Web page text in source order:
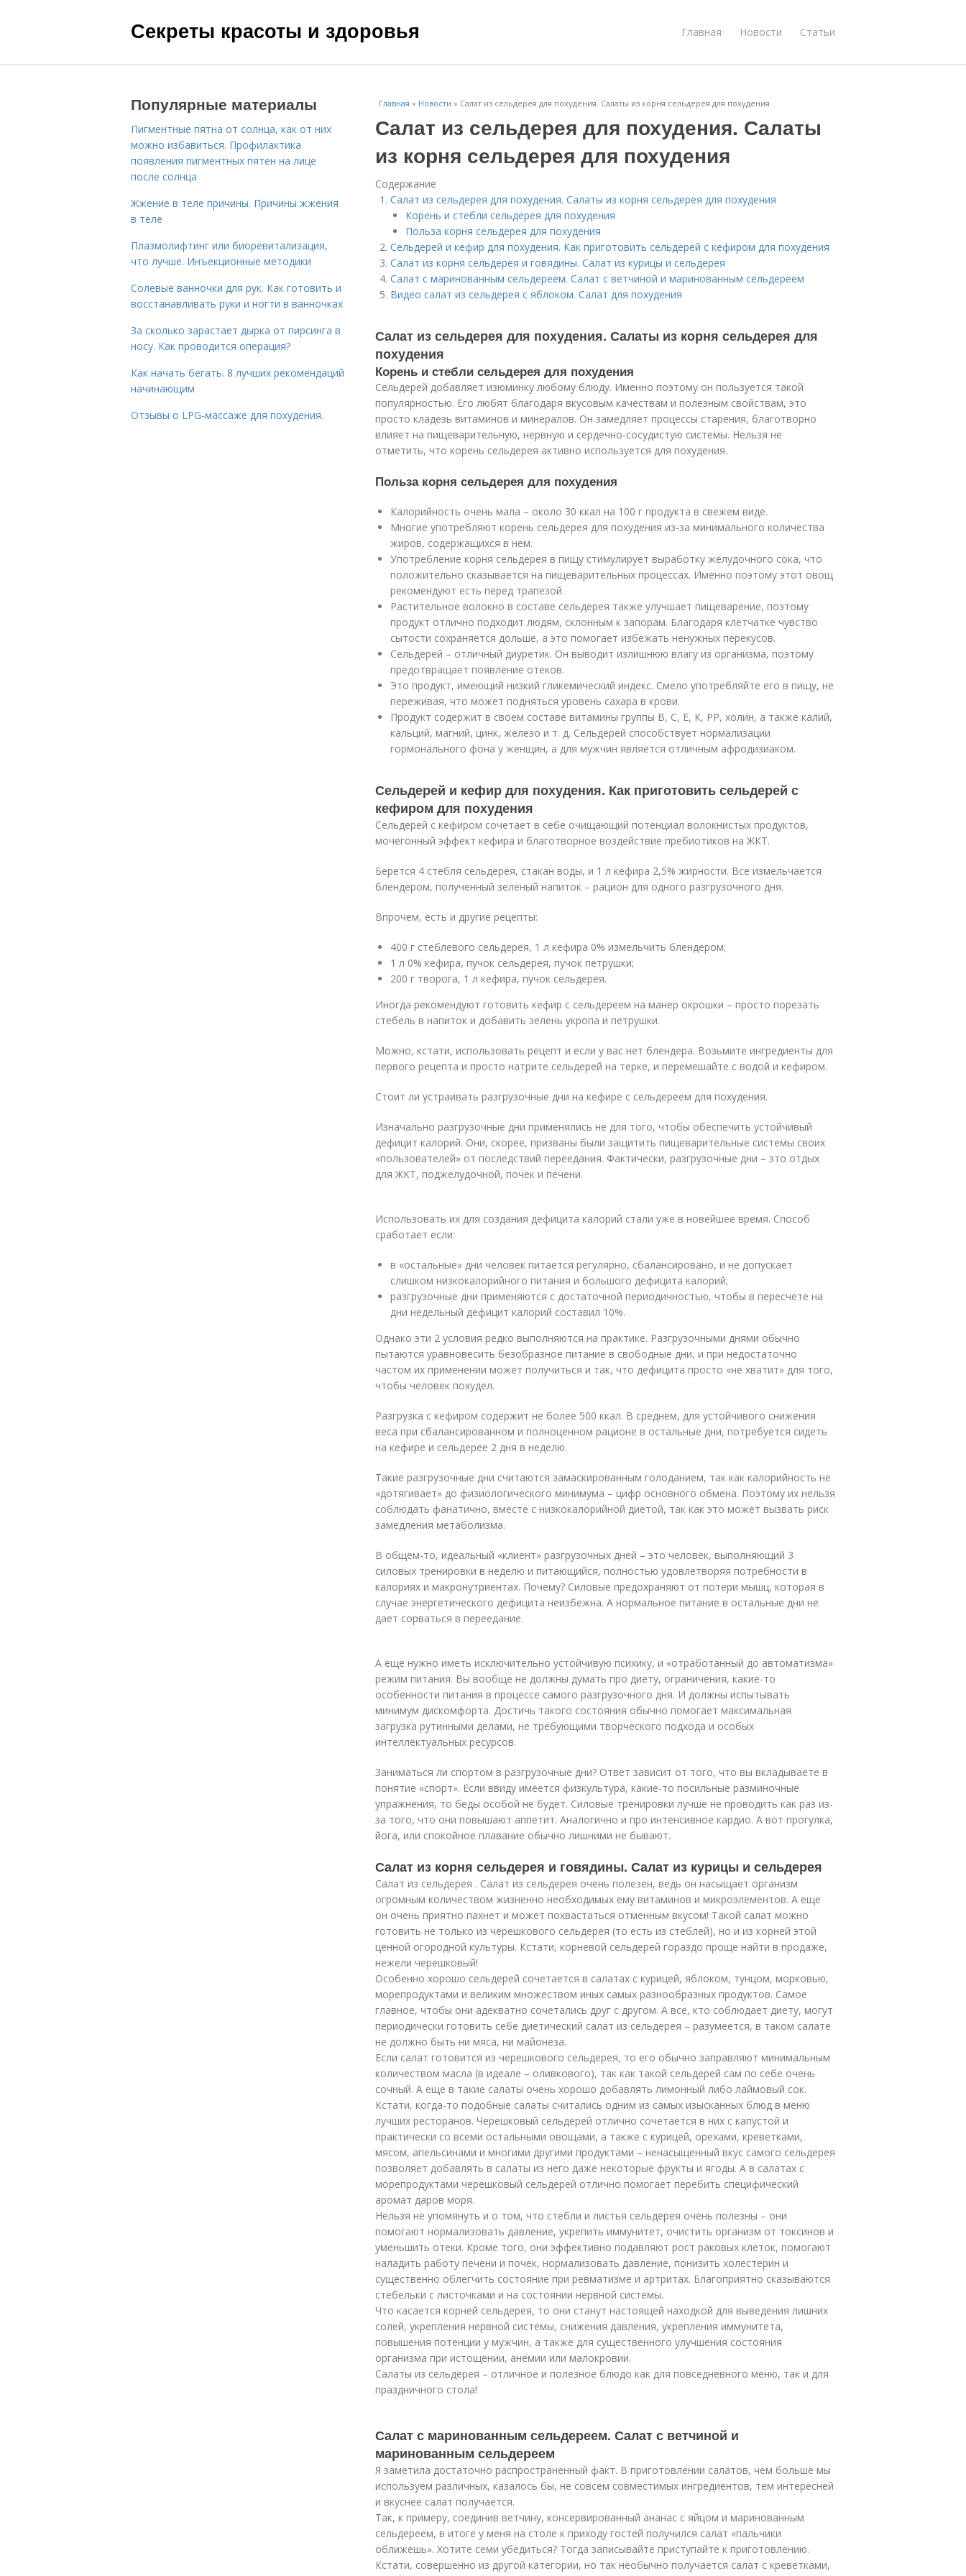
Секреты красоты и здоровья Главная Новости Статьи
Главная » Новости » Салат из сельдерея для похудения. Салаты из корня сельдерея для похудения
Салат из сельдерея для похудения. Салаты
из корня сельдерея для похудения
Содержание
Салат из сельдерея для похудения. Салаты из корня сельдерея для похудения
Корень и стебли сельдерея для похудения
Польза корня сельдерея для похудения
Сельдерей и кефир для похудения. Как приготовить сельдерей с кефиром для похудения
Салат из корня сельдерея и говядины. Салат из курицы и сельдерея
Салат с маринованным сельдереем. Салат с ветчиной и маринованным сельдереем
Видео салат из сельдерея с яблоком. Салат для похудения
Салат из сельдерея для похудения. Салаты из корня сельдерея для
похудения
Корень и стебли сельдерея для похудения
Сельдерей добавляет изюминку любому блюду. Именно поэтому он пользуется такой
популярностью. Его любят благодаря вкусовым качествам и полезным свойствам, это
просто кладезь витаминов и минералов. Он замедляет процессы старения, благотворно
влияет на пищеварительную, нервную и сердечно-сосудистую системы. Нельзя не
отметить, что корень сельдерея активно используется для похудения.
Польза корня сельдерея для похудения
Калорийность очень мала – около 30 ккал на 100 г продукта в свежем виде.
Многие употребляют корень сельдерея для похудения из-за минимального количества
жиров, содержащихся в нем.
Употребление корня сельдерея в пищу стимулирует выработку желудочного сока, что
положительно сказывается на пищеварительных процессах. Именно поэтому этот овощ
рекомендуют есть перед трапезой.
Растительное волокно в составе сельдерея также улучшает пищеварение, поэтому
продукт отлично подходит людям, склонным к запорам. Благодаря клетчатке чувство
сытости сохраняется дольше, а это помогает избежать ненужных перекусов.
Сельдерей – отличный диуретик. Он выводит излишнюю влагу из организма, поэтому
предотвращает появление отеков.
Это продукт, имеющий низкий гликемический индекс. Смело употребляйте его в пищу, не
переживая, что может подняться уровень сахара в крови.
Продукт содержит в своем составе витамины группы В, С, Е, К, РР, холин, а также калий,
кальций, магний, цинк, железо и т. д. Сельдерей способствует нормализации
гормонального фона у женщин, а для мужчин является отличным афродизиаком.
Сельдерей и кефир для похудения. Как приготовить сельдерей с
кефиром для похудения
Сельдерей с кефиром сочетает в себе очищающий потенциал волокнистых продуктов,
мочегонный эффект кефира и благотворное воздействие пребиотиков на ЖКТ.
Берется 4 стебля сельдерея, стакан воды, и 1 л кефира 2,5% жирности. Все измельчается
блендером, полученный зеленый напиток – рацион для одного разгрузочного дня.
Впрочем, есть и другие рецепты:
400 г стеблевого сельдерея, 1 л кефира 0% измельчить блендером;
1 л 0% кефира, пучок сельдерея, пучок петрушки;
200 г творога, 1 л кефира, пучок сельдерея.
Иногда рекомендуют готовить кефир с сельдереем на манер окрошки – просто порезать
стебель в напиток и добавить зелень укропа и петрушки.
Можно, кстати, использовать рецепт и если у вас нет блендера. Возьмите ингредиенты для
первого рецепта и просто натрите сельдерей на терке, и перемешайте с водой и кефиром.
Стоит ли устраивать разгрузочные дни на кефире с сельдереем для похудения.
Изначально разгрузочные дни применялись не для того, чтобы обеспечить устойчивый
дефицит калорий. Они, скорее, призваны были защитить пищеварительные системы своих
«пользователей» от последствий переедания. Фактически, разгрузочные дни – это отдых
для ЖКТ, поджелудочной, почек и печени.
Использовать их для создания дефицита калорий стали уже в новейшее время. Способ
сработает если:
в «остальные» дни человек питается регулярно, сбалансировано, и не допускает
слишком низкокалорийного питания и большого дефицита калорий;
разгрузочные дни применяются с достаточной периодичностью, чтобы в пересчете на
дни недельный дефицит калорий составил 10%.
Однако эти 2 условия редко выполняются на практике. Разгрузочными днями обычно
пытаются уравновесить безобразное питание в свободные дни, и при недостаточно
частом их применении может получиться и так, что дефицита просто «не хватит» для того,
чтобы человек похудел.
Разгрузка с кефиром содержит не более 500 ккал. В среднем, для устойчивого снижения
веса при сбалансированном и полноценном рационе в остальные дни, потребуется сидеть
на кефире и сельдерее 2 дня в неделю.
Такие разгрузочные дни считаются замаскированным голоданием, так как калорийность не
«дотягивает» до физиологического минимума – цифр основного обмена. Поэтому их нельзя
соблюдать фанатично, вместе с низкокалорийной диетой, так как это может вызвать риск
замедления метаболизма.
В общем-то, идеальный «клиент» разгрузочных дней – это человек, выполняющий 3
силовых тренировки в неделю и питающийся, полностью удовлетворяя потребности в
калориях и макронутриентах. Почему? Силовые предохраняют от потери мышц, которая в
случае энергетического дефицита неизбежна. А нормальное питание в остальные дни не
дает сорваться в переедание.
А еще нужно иметь исключительно устойчивую психику, и «отработанный до автоматизма»
режим питания. Вы вообще не должны думать про диету, ограничения, какие-то
особенности питания в процессе самого разгрузочного дня. И должны испытывать
минимум дискомфорта. Достичь такого состояния обычно помогает максимальная
загрузка рутинными делами, не требующими творческого подхода и особых
интеллектуальных ресурсов.
Заниматься ли спортом в разгрузочные дни? Ответ зависит от того, что вы вкладываете в
понятие «спорт». Если ввиду имеется физкультура, какие-то посильные разминочные
упражнения, то беды особой не будет. Силовые тренировки лучше не проводить как раз из-
за того, что они повышают аппетит. Аналогично и про интенсивное кардио. А вот прогулка,
йога, или спокойное плавание обычно лишними не бывают.
Салат из корня сельдерея и говядины. Салат из курицы и сельдерея
Салат из сельдерея . Салат из сельдерея очень полезен, ведь он насыщает организм
огромным количеством жизненно необходимых ему витаминов и микроэлементов. А еще
он очень приятно пахнет и может похвастаться отменным вкусом! Такой салат можно
готовить не только из черешкового сельдерея (то есть из стеблей), но и из корней этой
ценной огородной культуры. Кстати, корневой сельдерей гораздо проще найти в продаже,
нежели черешковый!
Особенно хорошо сельдерей сочетается в салатах с курицей, яблоком, тунцом, морковью,
морепродуктами и великим множеством иных самых разнообразных продуктов. Самое
главное, чтобы они адекватно сочетались друг с другом. А все, кто соблюдает диету, могут
периодически готовить себе диетический салат из сельдерея – разумеется, в таком салате
не должно быть ни мяса, ни майонеза.
Если салат готовится из черешкового сельдерея, то его обычно заправляют минимальным
количеством масла (в идеале – оливкового), так как такой сельдерей сам по себе очень
сочный. А еще в такие салаты очень хорошо добавлять лимонный либо лаймовый сок.
Кстати, когда-то подобные салаты считались одним из самых изысканных блюд в меню
лучших ресторанов. Черешковый сельдерей отлично сочетается в них с капустой и
практически со всеми остальными овощами, а также с курицей, орехами, креветками,
мясом, апельсинами и многими другими продуктами – ненасыщенный вкус самого сельдерея
позволяет добавлять в салаты из него даже некоторые фрукты и ягоды. А в салатах с
морепродуктами черешковый сельдерей отлично помогает перебить специфический
аромат даров моря.
Нельзя не упомянуть и о том, что стебли и листья сельдерея очень полезны – они
помогают нормализовать давление, укрепить иммунитет, очистить организм от токсинов и
уменьшить отеки. Кроме того, они эффективно подавляют рост раковых клеток, помогают
наладить работу печени и почек, нормализовать давление, понизить холестерин и
существенно облегчить состояние при ревматизме и артритах. Благоприятно сказываются
стебельки с листочками и на состоянии нервной системы.
Что касается корней сельдерея, то они станут настоящей находкой для выведения лишних
солей, укрепления нервной системы, снижения давления, укрепления иммунитета,
повышения потенции у мужчин, а также для существенного улучшения состояния
организма при истощении, анемии или малокровии.
Салаты из сельдерея – отличное и полезное блюдо как для повседневного меню, так и для
праздничного стола!
Салат с маринованным сельдереем. Салат с ветчиной и
маринованным сельдереем
Я заметила достаточно распространенный факт. В приготовлении салатов, чем больше мы
используем различных, казалось бы, не совсем совместимых ингредиентов, тем интересней
и вкуснее салат получается.
Так, к примеру, соединив ветчину, консервированный ананас с яйцом и маринованным
сельдереем, в итоге у меня на столе к приходу гостей получился салат «пальчики
оближешь». Хотите семи убедиться? Тогда записывайте приступайте к приготовлению.
Кстати, совершенно из другой категории, но так необычно получается салат с креветками,
Популярные материалы
Пигментные пятна от солнца, как от них
можно избавиться. Профилактика
появления пигментных пятен на лице
после солнца
Жжение в теле причины. Причины жжения
в теле
Плазмолифтинг или биоревитализация,
что лучше. Инъекционные методики
Солевые ванночки для рук. Как готовить и
восстанавливать руки и ногти в ванночках
За сколько зарастает дырка от пирсинга в
носу. Как проводится операция?
Как начать бегать. 8 лучших рекомендаций
начинающим
Отзывы о LPG-массаже для похудения.